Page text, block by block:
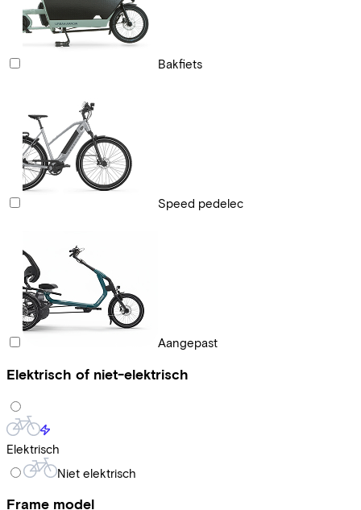
Bakfiets
Speed pedelec
Aangepast
Elektrisch of niet-elektrisch
Elektrisch
Niet elektrisch
Frame model